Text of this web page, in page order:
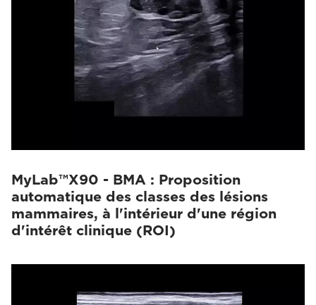
MyLab™X90 - BMA : Proposition
automatique des classes des lésions
mammaires, à l'intérieur d'une région
d'intérêt clinique (ROI)